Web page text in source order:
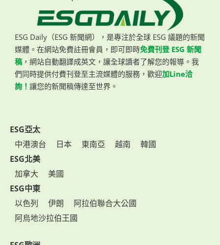
ESG Daily（ESG 新聞網），是專注於全球 ESG 議題的新聞
媒體。在網站免費註冊會員，即可即時免費刊登 ESG 新聞
稿 ，網站自動翻譯成英文，讓全球讀者了解您的報導。我
們同時提供付費刊登至主流媒體的服務，歡迎加Line洽
詢！ 讓您的新聞稿傳達至世界。
ESG亞太
中港澳台
日本 東南亞 越南
韓國
ESG北美
加拿大
美國
ESG中東
以色列
伊朗
阿拉伯聯合大公國
阿烏地沙拉伯王國